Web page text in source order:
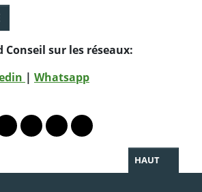
Conseil sur les réseaux:
| Whatsapp
Mastodon
le profil Bluesky
vers le profil Instagram
Lien vers le profil Linkedin
Lien vers le profil Facebook
Lien vers le profil Twitter
Partager par WhatsApp
HAUT